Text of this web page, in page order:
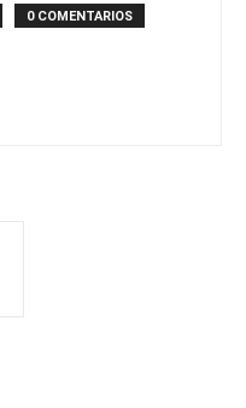
0 COMENTARIOS